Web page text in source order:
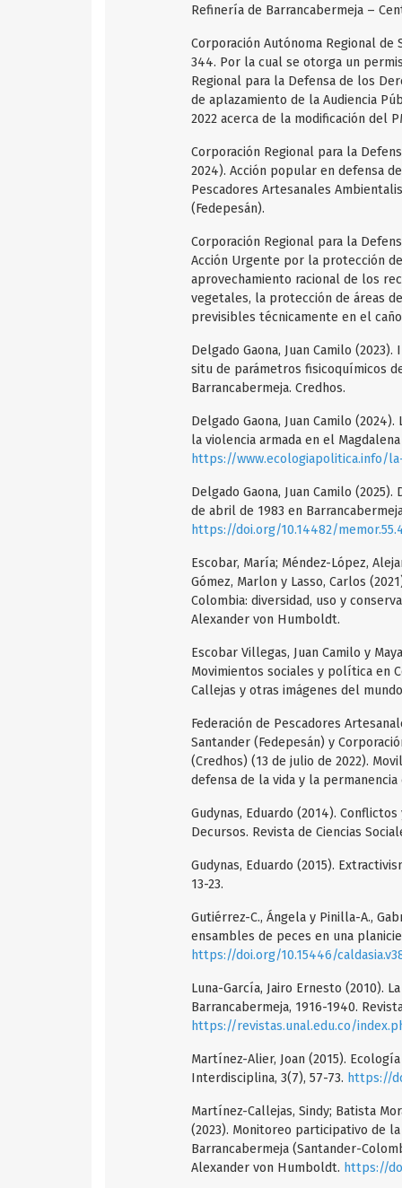
Refinería de Barrancabermeja –
Corporación Autónoma Regional de
344. Por la cual se otorga un
Regional para la Defensa de los
de aplazamiento de la Audiencia
2022 acerca de la modificación del
Corporación Regional para la
2024). Acción popular en defensa
Pescadores Artesanales
(Fedepesán).
Corporación Regional para la
Acción Urgente por la protección
aprovechamiento racional de los
vegetales, la protección de áreas
previsibles técnicamente en el
Delgado Gaona, Juan Camilo
situ de parámetros fisicoquímicos
Barrancabermeja. Credhos.
Delgado Gaona, Juan Camilo
la violencia armada en el
https://www.ecologiapolitica.info/
Delgado Gaona, Juan Camilo
de abril de 1983 en
https://doi.org/10.14482/
Escobar, María; Méndez-López,
Gómez, Marlon y Lasso, Carlos
Colombia: diversidad, uso y
Alexander von Humboldt.
Escobar Villegas, Juan Camilo y
Movimientos sociales y política en
Callejas y otras imágenes del
Federación de Pescadores
Santander (Fedepesán) y
(Credhos) (13 de julio de 2022).
defensa de la vida y la
Gudynas, Eduardo (2014).
Decursos. Revista de Ciencias
Gudynas, Eduardo (2015).
13-23.
Gutiérrez-C., Ángela y Pinilla-A.,
ensambles de peces en una
https://doi.org/10.15446/
Luna-García, Jairo Ernesto (2010).
Barrancabermeja, 1916-1940.
https://revistas.unal.edu.co/
Martínez-Alier, Joan (2015).
Interdisciplina, 3(7), 57-73. https://
Martínez-Callejas, Sindy; Batista
(2023). Monitoreo participativo de
Barrancabermeja (Santander-
Alexander von Humboldt. https://